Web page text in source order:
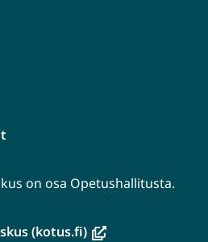
on osa Opetushallitusta.
(kotus.fi)(avautuu